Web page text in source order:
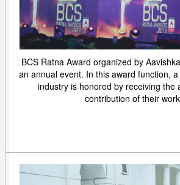
BCS Ratna Award organized by
an annual event. In this award function,
industry is honored by receiving the
contribution of their